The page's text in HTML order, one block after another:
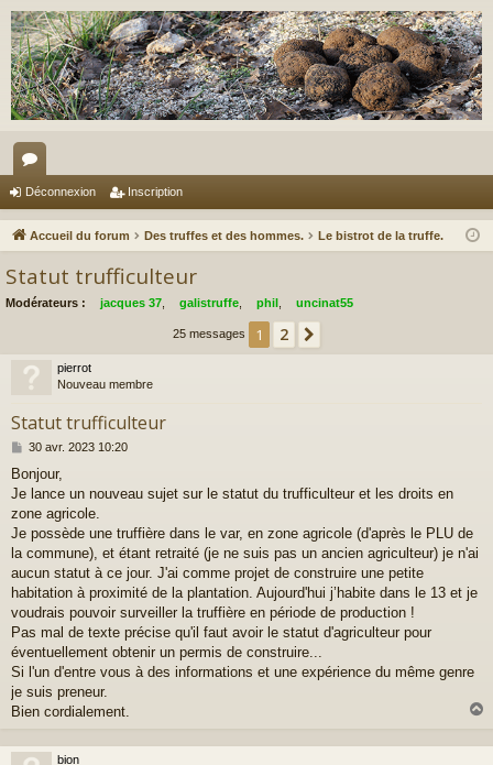
or
u
Déconnexion Inscription
Accueil du forum Des truffes et des hommes. Le bistrot de la truffe.
Statut trufficulteur
Modérateurs : jacques 37 galistruffe phil uncinat55
25 messages 1 2
pierrot
Nouveau membre
Statut trufficulteur
M
s
s
a
g
30 avr. 2023 10:20
Bonjour,
Je lance un nouveau sujet sur le statut du trufficulteur et les droits en
zone agricole.
Je possède une truffière dans le var, en zone agricole (d'après le PLU de
la commune), et étant retraité (je ne suis pas un ancien agriculteur) je n'ai
aucun statut à ce jour. J'ai comme projet de construire une petite
habitation à proximité de la plantation. Aujourd'hui j’habite dans le 13 et je
voudrais pouvoir surveiller la truffière en période de production !
Pas mal de texte précise qu'il faut avoir le statut d'agriculteur pour
éventuellement obtenir un permis de construire...
Si l'un d'entre vous à des informations et une expérience du même genre
je suis preneur.
Bien cordialement.
u
bion